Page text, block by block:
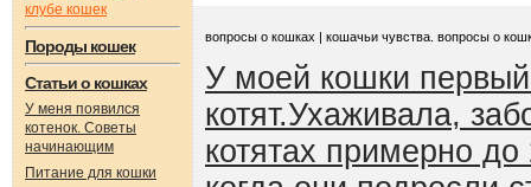
клубе кошек
Породы кошек
Статьи о кошках
У меня появился
котенок. Советы
начинающим
Питание для кошки
вопросы о кошках | кошачьи чувства. вопросы о
У моей кошки
котят.Ухаживала,
котятах примерно